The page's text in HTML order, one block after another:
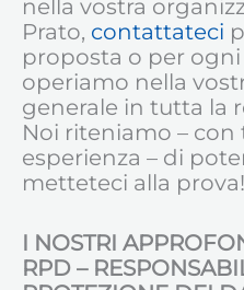
nella vostra
Prato, contattateci
proposta o per ogni
operiamo nella
generale in tutta la
Noi riteniamo – con
esperienza – di
metteteci alla prova!
I NOSTRI
RPD –